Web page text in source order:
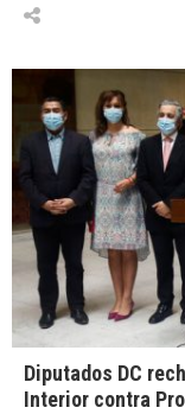
Diputados DC
Interior contra